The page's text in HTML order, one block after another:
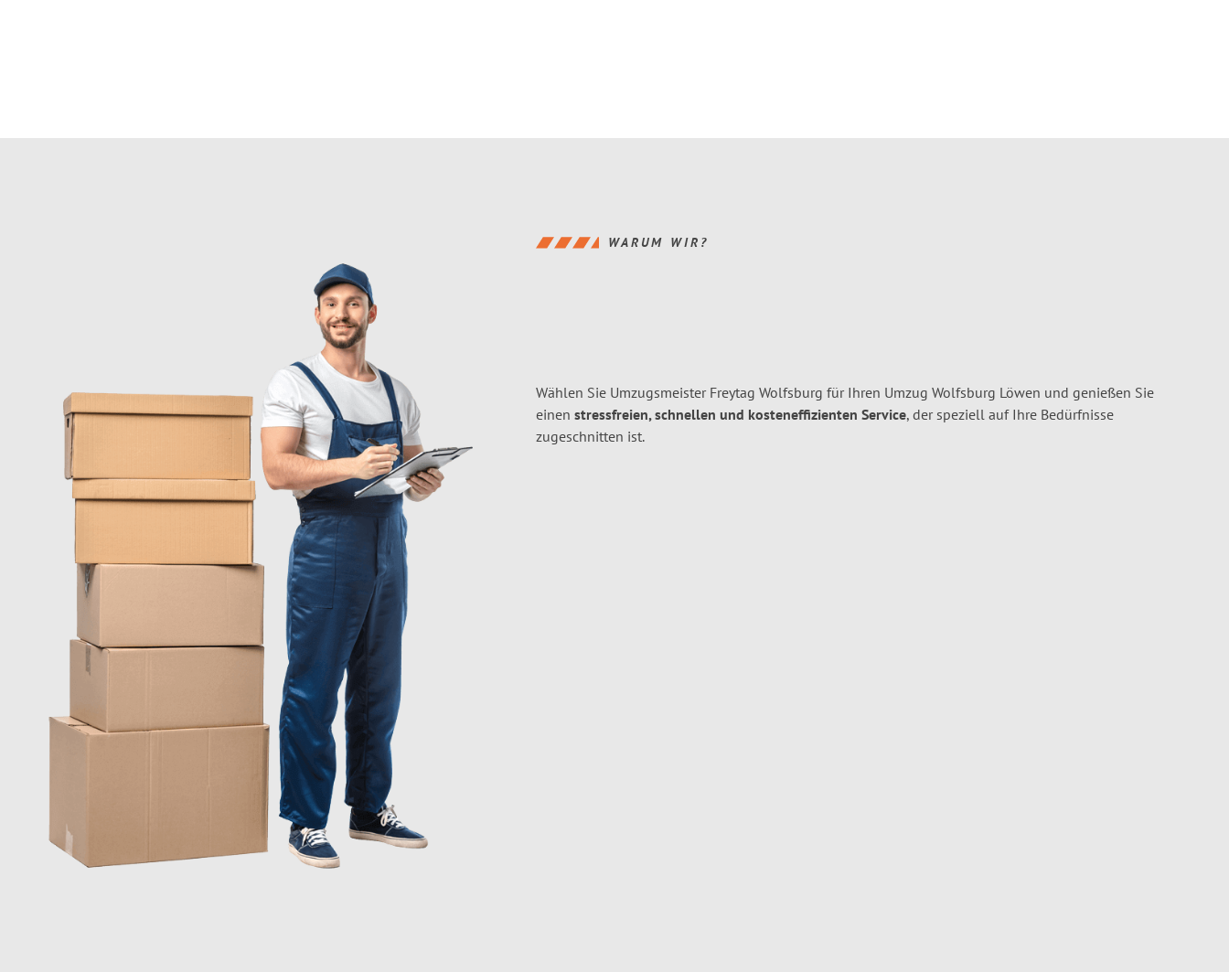
WARUM WIR?
Wählen Sie Umzugsmeister Freytag Wolfsburg für Ihren Umzug Wolfsburg Löwen und genießen Sie
einen stressfreien, schnellen und kosteneffizienten Service, der speziell auf Ihre Bedürfnisse
zugeschnitten ist.